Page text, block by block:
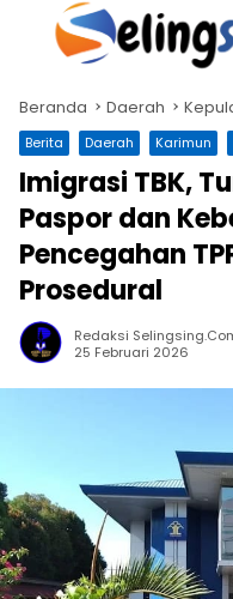
Langsung
Beranda Daerah
Berita Daerah Karimun
Imigrasi TBK,
Paspor dan
Pencegahan
Prosedural
Redaksi
25 Februari 2026